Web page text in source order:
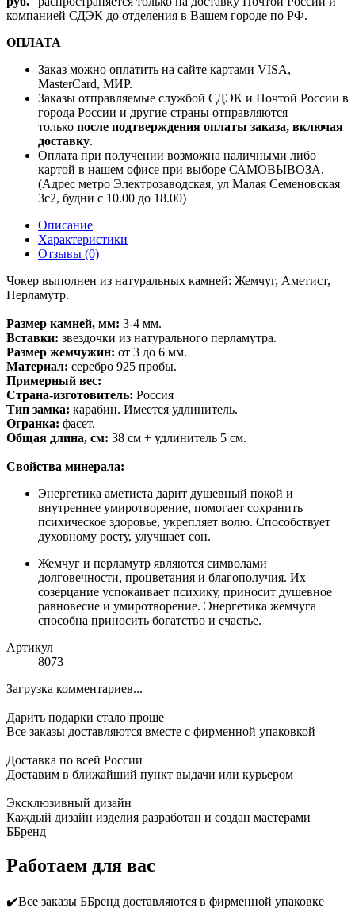
компанией СДЭК до отделения в Вашем городе по РФ.
ОПЛАТА
Заказ можно оплатить на сайте картами VISA,
MasterCard, МИР.
Заказы отправляемые службой СДЭК и Почтой России в
города России и другие страны отправляются
только после подтверждения оплаты заказа, включая
доставку.
Оплата при получении возможна наличными либо
картой в нашем офисе при выборе САМОВЫВОЗА.
(Адрес метро Электрозаводская, ул Малая Семеновская
3с2, будни с 10.00 до 18.00)
Описание
Характеристики
Отзывы (0)
Чокер выполнен из натуральных камней: Жемчуг, Аметист,
Перламутр.
Размер камней, мм: 3-4 мм.
Вставки: звездочки из натурального перламутра.
Размер жемчужин: от 3 до 6 мм.
Материал: серебро 925 пробы.
Примерный вес:
Страна-изготовитель: Россия
Тип замка: карабин. Имеется удлинитель.
Огранка: фасет.
Общая длина, см: 38 см + удлинитель 5 см.
Свойства минерала:
Энергетика аметиста дарит душевный покой и
внутреннее умиротворение, помогает сохранить
психическое здоровье, укрепляет волю. Способствует
духовному росту, улучшает сон.
Жемчуг и перламутр являются символами
долговечности, процветания и благополучия. Их
созерцание успокаивает психику, приносит душевное
равновесие и умиротворение. Энергетика жемчуга
способна приносить богатство и счастье.
Артикул
8073
Загрузка комментариев...
Дарить подарки стало проще
Все заказы доставляются вместе c фирменной упаковкой
Доставка по всей России
Доставим в ближайший пункт выдачи или курьером
Эксклюзивный дизайн
Каждый дизайн изделия разработан и создан мастерами
ББренд
Работаем для вас
✔️Все заказы ББренд доставляются в фирменной упаковке